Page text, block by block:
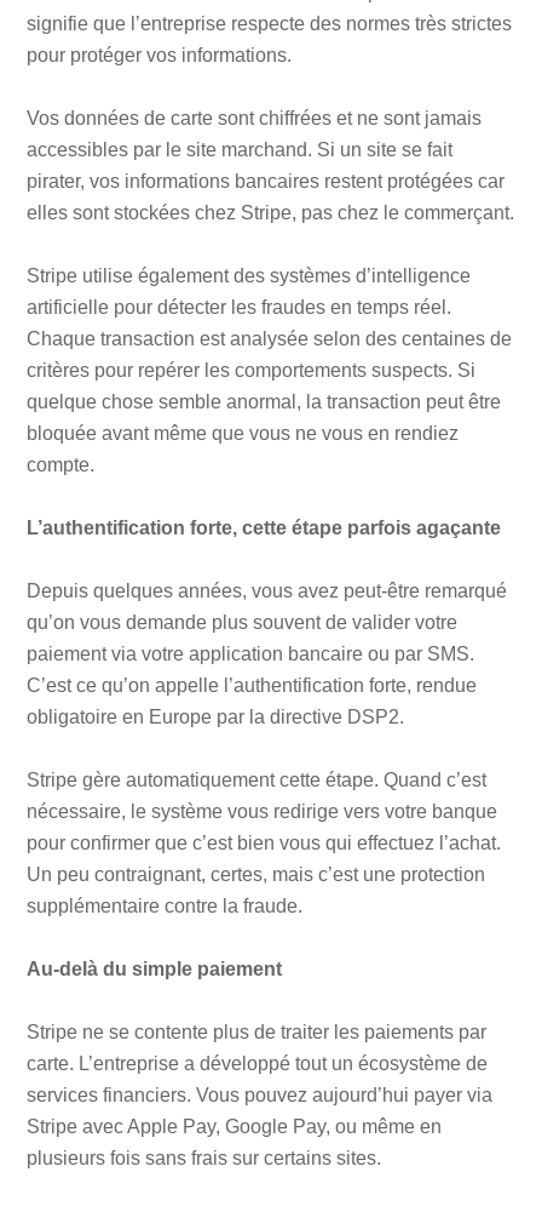
signifie que l’entreprise respecte des normes très strictes
pour protéger vos informations.
Vos données de carte sont chiffrées et ne sont jamais
accessibles par le site marchand. Si un site se fait
pirater, vos informations bancaires restent protégées car
elles sont stockées chez Stripe, pas chez le commerçant.
Stripe utilise également des systèmes d’intelligence
artificielle pour détecter les fraudes en temps réel.
Chaque transaction est analysée selon des centaines de
critères pour repérer les comportements suspects. Si
quelque chose semble anormal, la transaction peut être
bloquée avant même que vous ne vous en rendiez
compte.
L’authentification forte, cette étape parfois agaçante
Depuis quelques années, vous avez peut-être remarqué
qu’on vous demande plus souvent de valider votre
paiement via votre application bancaire ou par SMS.
C’est ce qu’on appelle l’authentification forte, rendue
obligatoire en Europe par la directive DSP2.
Stripe gère automatiquement cette étape. Quand c’est
nécessaire, le système vous redirige vers votre banque
pour confirmer que c’est bien vous qui effectuez l’achat.
Un peu contraignant, certes, mais c’est une protection
supplémentaire contre la fraude.
Au-delà du simple paiement
Stripe ne se contente plus de traiter les paiements par
carte. L’entreprise a développé tout un écosystème de
services financiers. Vous pouvez aujourd’hui payer via
Stripe avec Apple Pay, Google Pay, ou même en
plusieurs fois sans frais sur certains sites.